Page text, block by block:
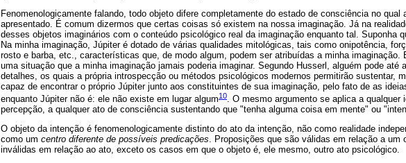
Fenomenologicamente falando, todo objeto difere completamente do estado de consciência no qual
apresentado. É comum dizermos que certas coisas só existem na nossa imaginação. Já na
desses objetos imaginários com o conteúdo psicológico real da imaginação enquanto tal. Suponha
Na minha imaginação, Júpiter é dotado de várias qualidades mitológicas, tais como onipotência,
rosto e barba, etc., características que, de modo algum, podem ser atribuídas a minha imaginação.
uma situação que a minha imaginação jamais poderia imaginar. Segundo Husserl, alguém pode até
detalhes, os quais a própria introspecção ou métodos psicológicos modernos permitirão sustentar,
capaz de encontrar o próprio Júpiter junto aos constituintes de sua imaginação, pelo fato de as
enquanto Júpiter não é: ele não existe em lugar algum10
. O mesmo argumento se aplica a
percepção, a qualquer ato de consciência sustentando que "tenha alguma coisa em mente" ou
O objeto da intenção é fenomenologicamente distinto do ato da intenção, não como realidade
como um centro diferente de possíveis predicações. Proposições que são válidas em relação a um
inválidas em relação ao ato, exceto os casos em que o objeto é, ele mesmo, outro ato psicológico.